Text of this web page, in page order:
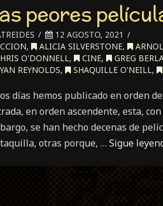
peores
12 AGOSTO, 2021
, ALICIA SILVERSTONE,
O'DONNELL, CINE, GREG
REYNOLDS, SHAQUILLE O'NEILL,
días hemos publicado en orden
en orden ascendente, esta,
se han hecho decenas de
otras porque, … Sigue